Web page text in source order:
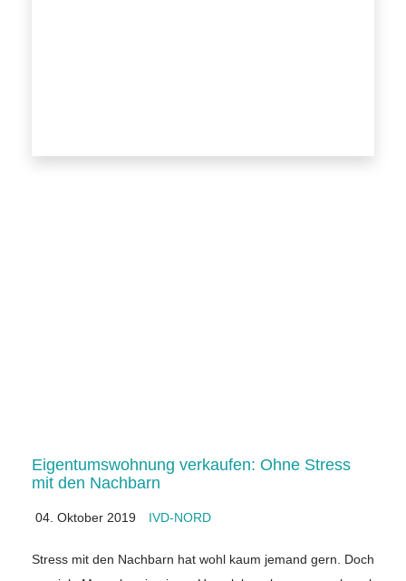
Eigentumswohnung verkaufen: Ohne Stress
mit den Nachbarn
04. Oktober 2019 IVD-NORD
Stress mit den Nachbarn hat wohl kaum jemand gern. Doch